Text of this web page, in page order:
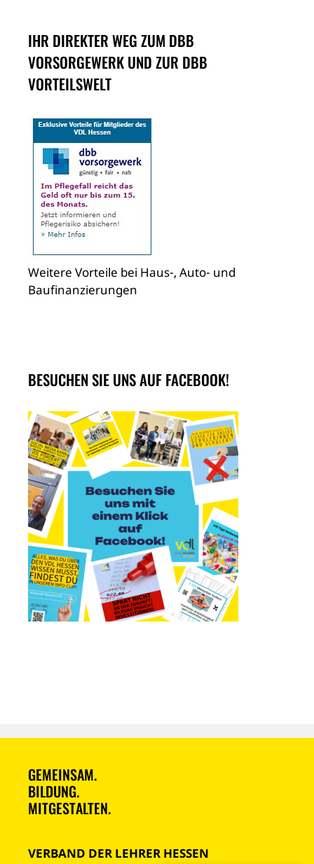
IHR DIREKTER WEG ZUM DBB
VORSORGEWERK UND ZUR DBB
VORTEILSWELT
Weitere Vorteile bei Haus-, Auto- und
Baufinanzierungen
BESUCHEN SIE UNS AUF FACEBOOK!
GEMEINSAM.
BILDUNG.
MITGESTALTEN.
VERBAND DER LEHRER HESSEN